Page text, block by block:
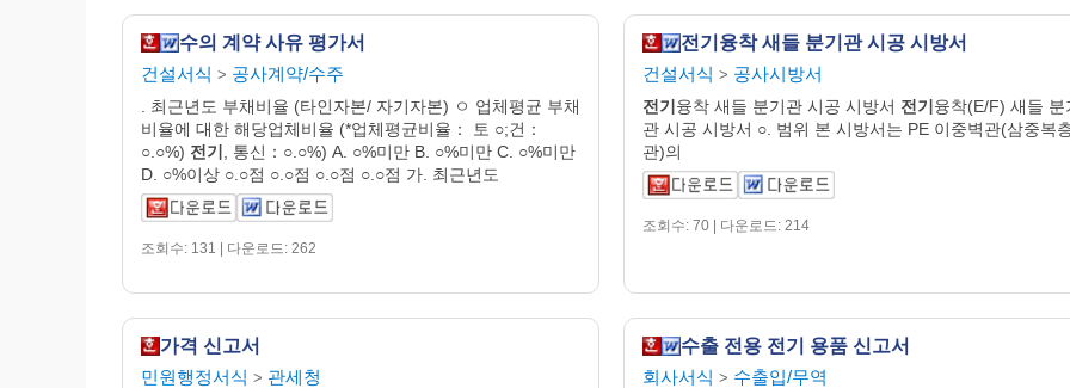
수의 계약 사유 평가서
건설서식 > 공사계약/수주
. 최근년도 부채비율 (타인자본/ 자기자본) ㅇ 업체평균 부채
비율에 대한 해당업체비율 (*업체평균비율： 토 ○;건：
○.○%) 전기 , 통신：○.○%) A. ○%미만 B. ○%미만 C. ○%미만
D. ○%이상 ○.○점 ○.○점 ○.○점 ○.○점 가. 최근년도
조회수: 131 | 다운로드: 262
전기융착 새들 분기관 시공 시방서
건설서식 > 공사시방서
전기융착 새들 분기관 시공 시방서 전기융착(E/F) 새들 분
관 시공 시방서 ○. 범위 본 시방서는 PE 이중벽관(삼중복
관)의
조회수: 70 | 다운로드: 214
가격 신고서
민원행정서식 > 관세청
수출 전용 전기 용품 신고서
회사서식 > 수출입/무역